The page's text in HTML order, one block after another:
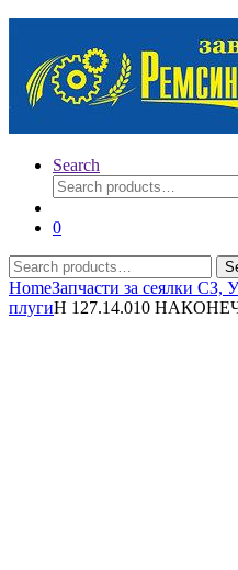
Search
Search
for:
0
Search
for:
HomeЗапчасти за сеялки СЗ,
плугиН 127.14.010